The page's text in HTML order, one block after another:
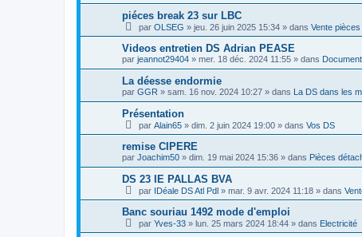
piéces break 23 sur LBC
par OLSEG » jeu. 26 juin 2025 15:34 » dans Vente
Videos entretien DS Adrian PEASE
par jeannot29404 » mer. 18 déc. 2024 11:55 » dans
La déesse endormie
par GGR » sam. 16 nov. 2024 10:27 » dans La DS dans les
Présentation
par Alain65 » dim. 2 juin 2024 19:00 » dans Vos DS
remise CIPERE
par Joachim50 » dim. 19 mai 2024 15:36 » dans Pièces
DS 23 IE PALLAS BVA
par IDéale DS Atl Pdl » mar. 9 avr. 2024 11:18 » dans
Banc souriau 1492 mode d'emploi
par Yves-33 » lun. 25 mars 2024 18:44 » dans Electricité